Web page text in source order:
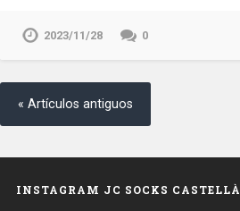
2023/11/28 0
« Artículos antiguos
INSTAGRAM JC SOCKS CASTELLÀ